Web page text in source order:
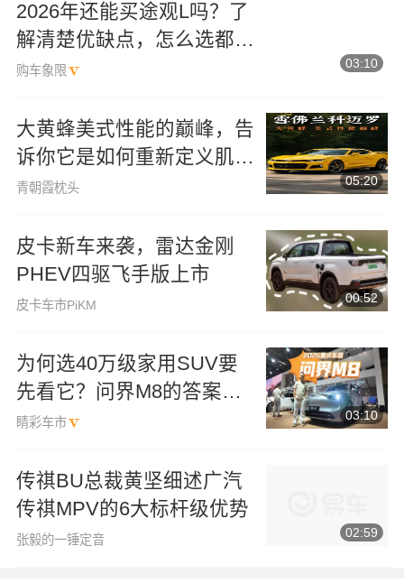
2026年还能买途观L吗？了
解清楚优缺点，怎么选都不
踩坑
购车象限
03:10
大黄蜂美式性能的巅峰，告
诉你它是如何重新定义肌肉
车的
青朝霞枕头
05:20
皮卡新车来袭，雷达金刚
PHEV四驱飞手版上市
皮卡车市PiKM
00:52
为何选40万级家用SUV要
先看它？问界M8的答案不
止896线激光雷达
睛彩车市
03:10
传祺BU总裁黄坚细述广汽
传祺MPV的6大标杆级优势
张毅的一锤定音
02:59